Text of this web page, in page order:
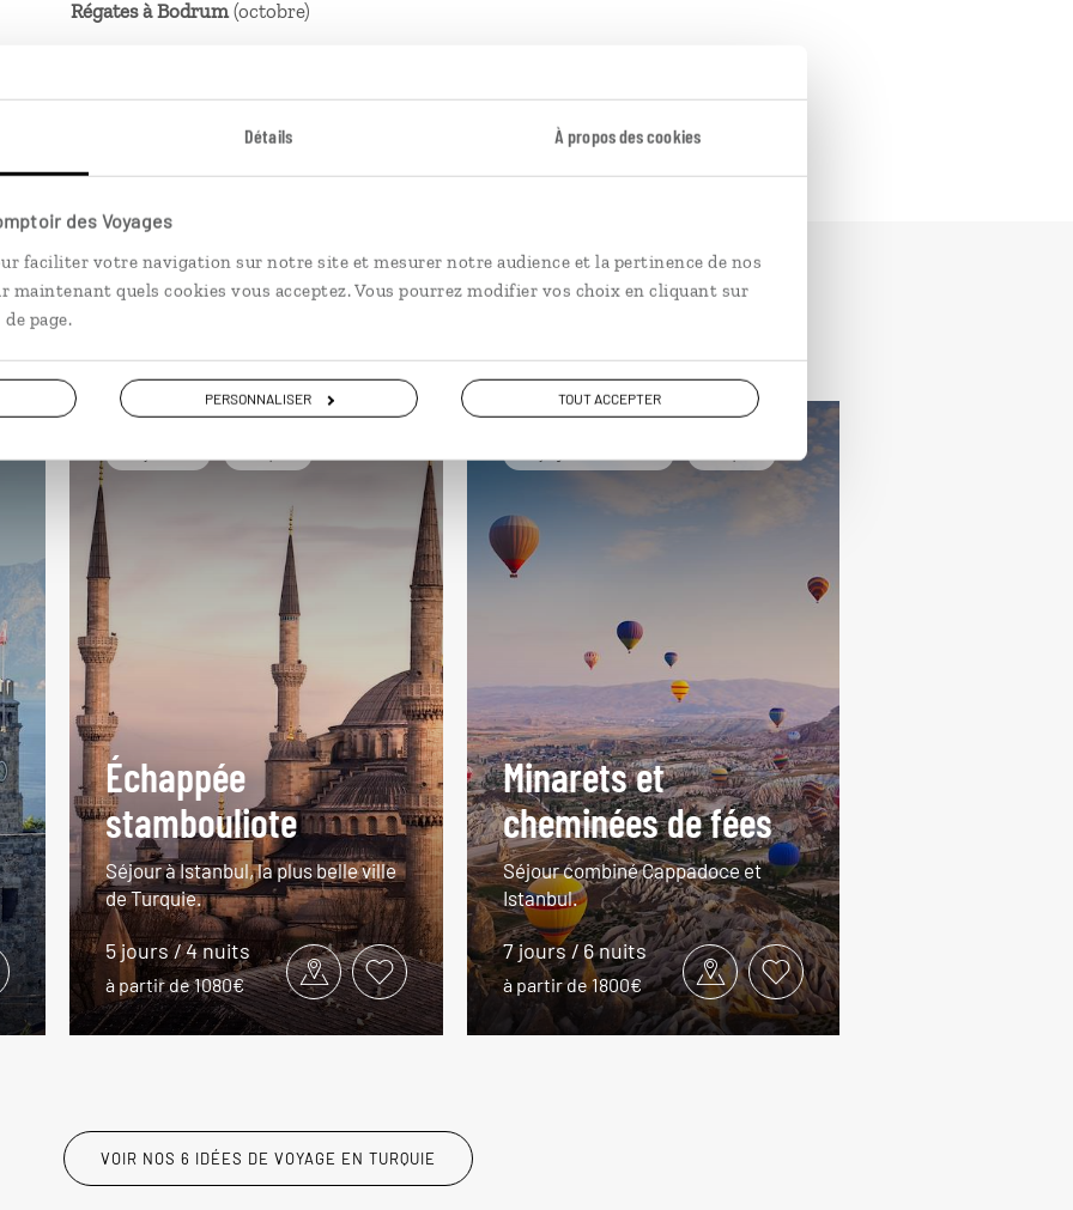
Détails À propos des cookies
des Voyages
faciliter votre navigation sur notre site et mesurer notre audience et la pertinence de nos
maintenant quels cookies vous acceptez. Vous pourrez modifier vos choix en cliquant sur
page.
PERSONNALISER TOUT ACCEPTER
Régates à Bodrum(octobre)
Échappée
stambouliote
Séjour à Istanbul, la plus belle ville
de Turquie.
5 jours / 4 nuits
à partir de 1080€
Minarets et
cheminées de fées
Séjour combiné Cappadoce et
Istanbul.
7 jours / 6 nuits
à partir de 1800€
VOIR NOS 6 IDÉES DE VOYAGE EN TURQUIE